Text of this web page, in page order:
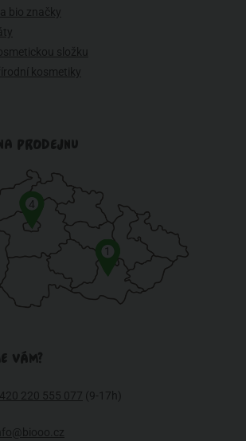
bio značky
složku
kosmetiky
PRODEJNU
1
4
VÁM?
220 555 077 (9-17h)